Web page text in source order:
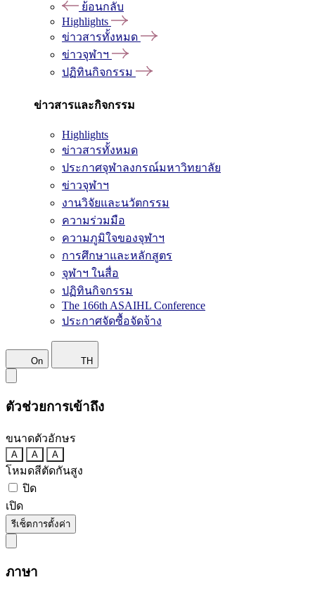
ย้อนกลับ
Highlights
ข่าวสารทั้งหมด
ข่าวจุฬาฯ
ปฏิทินกิจกรรม
ข่าวสารและกิจกรรม
Highlights
ข่าวสารทั้งหมด
ประกาศจุฬาลงกรณ์มหาวิทยาลัย
ข่าวจุฬาฯ
งานวิจัยและนวัตกรรม
ความร่วมมือ
ความภูมิใจของจุฬาฯ
การศึกษาและหลักสูตร
จุฬาฯ ในสื่อ
ปฏิทินกิจกรรม
The 166th ASAIHL Conference
ประกาศจัดซื้อจัดจ้าง
On TH
ตัวช่วยการเข้าถึง
ขนาดตัวอักษร
A A A
โหมดสีตัดกันสูง
ปิด
เปิด
รีเซ็ตการตั้งค่า
ภาษา